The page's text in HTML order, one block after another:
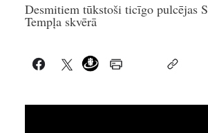
Desmitiem tūkstoši ticīgo pulcējas
Tempļa skvērā